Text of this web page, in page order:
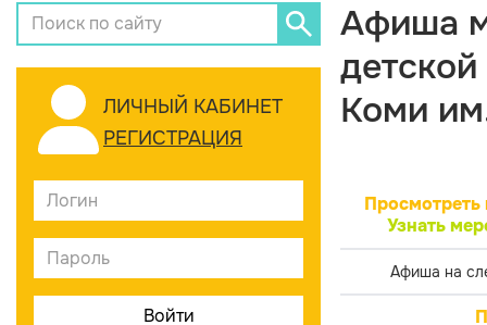
ЛИЧНЫЙ КАБИНЕТ
РЕГИСТРАЦИЯ
Афиша
Коми
Просмотреть
Узнать
Афиша на